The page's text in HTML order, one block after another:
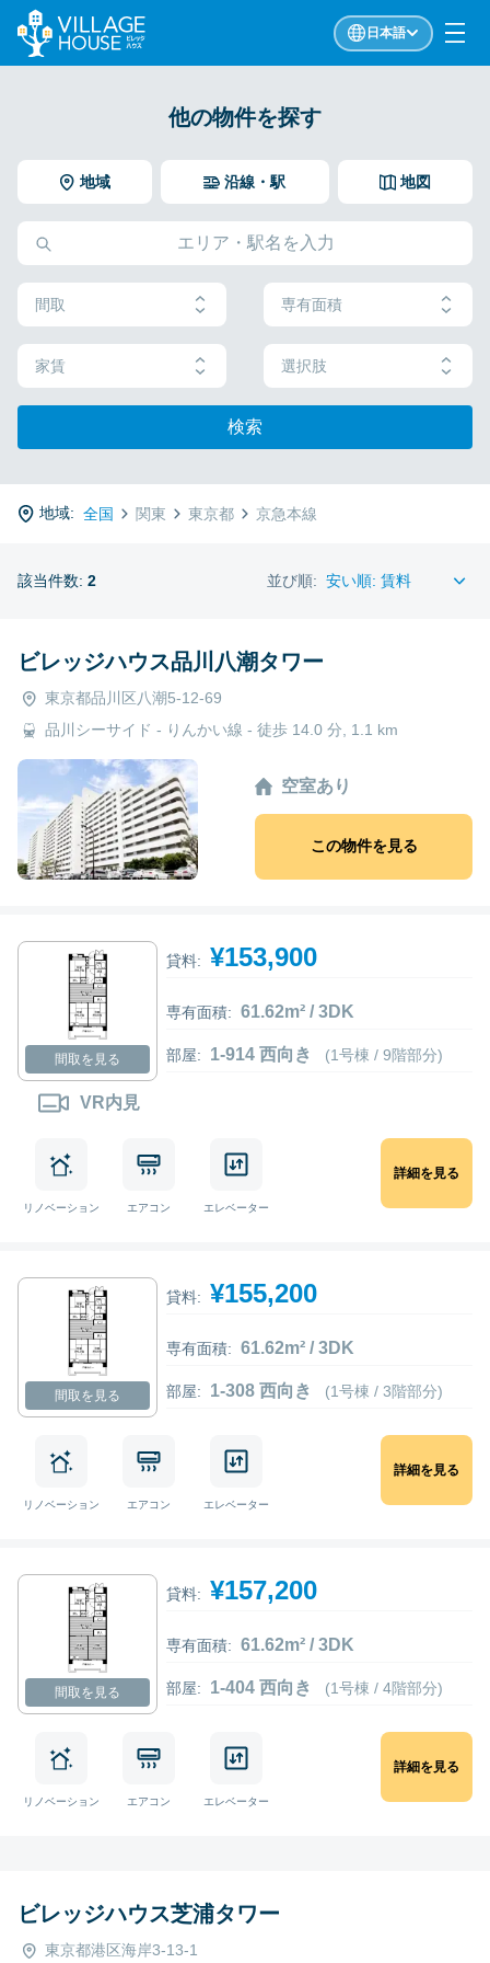
日本語
他の物件を探す
地域 地図
沿線・駅
間取 専有面積
家賃 選択肢
検索
地域: 全国 関東 東京都 京急本線
該当件数: 2 並び順:
ビレッジハウス品川八潮タワー
東京都品川区八潮5-12-69
品川シーサイド - りんかい線 - 徒歩 14.0 分, 1.1 km
空室あり
この物件を見る
間取を見る
VR内見
貸料: ¥153,900
専有面積: 61.62m² / 3DK
部屋: 1-914 西向き (1号棟 / 9階部分)
リノベーション エアコン エレベーター
詳細を見る
間取を見る
貸料: ¥155,200
専有面積: 61.62m² / 3DK
部屋: 1-308 西向き (1号棟 / 3階部分)
リノベーション エアコン エレベーター
詳細を見る
間取を見る
貸料: ¥157,200
専有面積: 61.62m² / 3DK
部屋: 1-404 西向き (1号棟 / 4階部分)
リノベーション エアコン エレベーター
詳細を見る
ビレッジハウス芝浦タワー
東京都港区海岸3-13-1